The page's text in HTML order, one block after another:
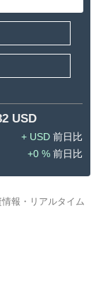
USD
USD
0 %
報・リアルタイム